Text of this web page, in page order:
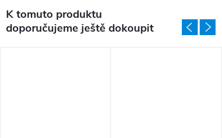
K tomuto produktu
doporučujeme ještě dokoupit